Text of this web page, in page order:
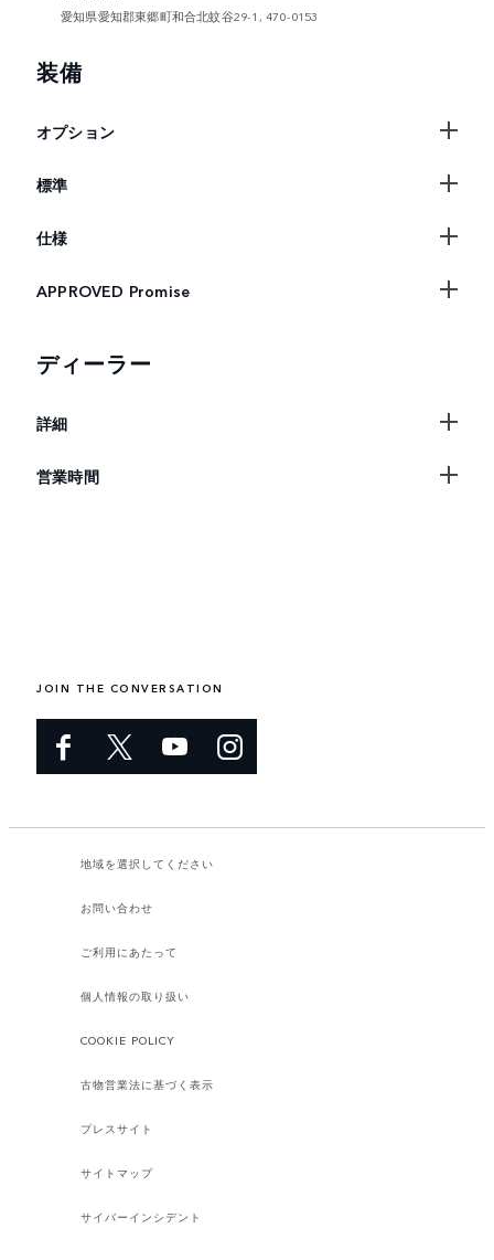
愛知県愛知郡東郷町和合北蚊谷29-1, 470-0153
装備
オプション
標準
仕様
APPROVED Promise
ディーラー
詳細
営業時間
JOIN THE CONVERSATION
地域を選択してください​
お問い合わせ
ご利用にあたって
個人情報の取り扱い
COOKIE POLICY
古物営業法に基づく表示
プレスサイト
サイトマップ
サイバーインシデント